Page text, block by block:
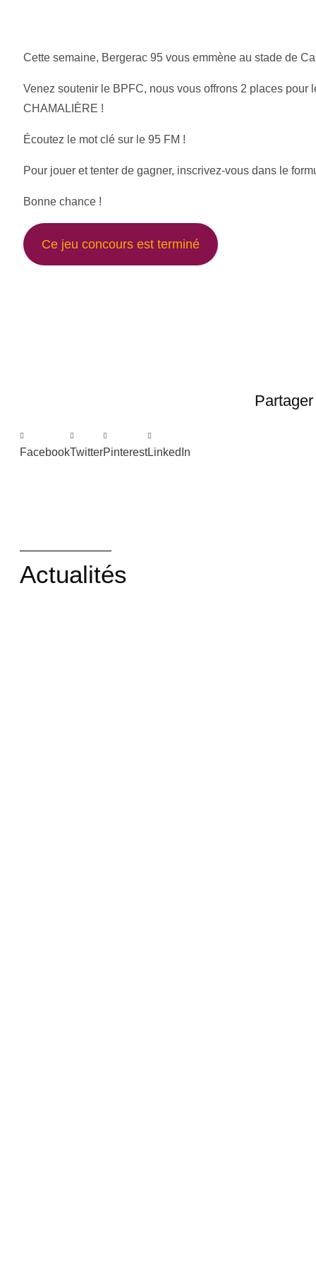
Cette semaine, Bergerac 95 vous emmène au stade de
Venez soutenir le BPFC, nous vous offrons 2 places pour
CHAMALIÈRE !
Écoutez le mot clé sur le 95 FM !
Pour jouer et tenter de gagner, inscrivez-vous dans le
Bonne chance !
Ce jeu concours est terminé
Partager
FacebookTwitterPinterestLinkedIn
Actualités